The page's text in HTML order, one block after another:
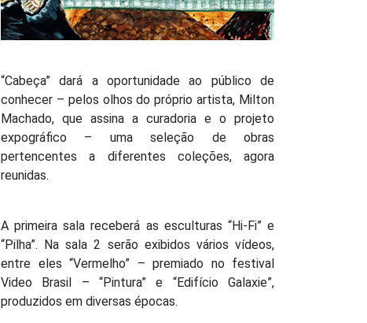
“Cabeça” dará a oportunidade ao público de
conhecer – pelos olhos do próprio artista, Milton
Machado, que assina a curadoria e o projeto
expográfico – uma seleção de obras
pertencentes a diferentes coleções, agora
reunidas.
A primeira sala receberá as esculturas “Hi-Fi” e
“Pilha”. Na sala 2 serão exibidos vários vídeos,
entre eles “Vermelho” – premiado no festival
Video Brasil – “Pintura” e “Edifício Galaxie”,
produzidos em diversas épocas.